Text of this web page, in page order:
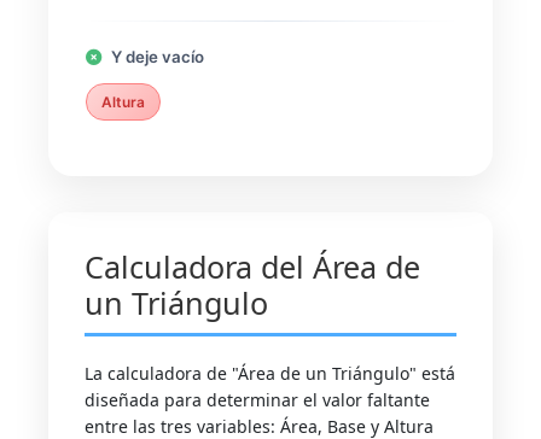
Y deje vacío
Altura
Calculadora del Área de
un Triángulo
La calculadora de "Área de un Triángulo" está
diseñada para determinar el valor faltante
entre las tres variables: Área, Base y Altura